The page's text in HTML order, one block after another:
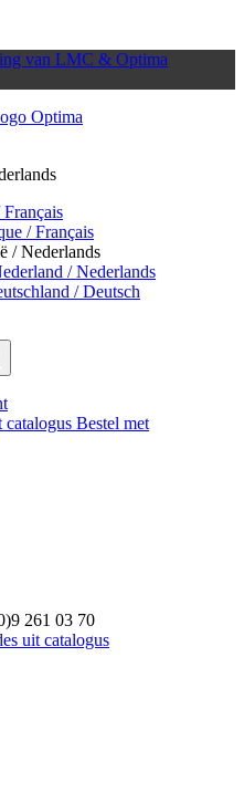
van LMC & Optima
Français
/ Français
/ Nederlands
/ Nederlands
/ Deutsch
Bestel met
261 03 70
uit catalogus